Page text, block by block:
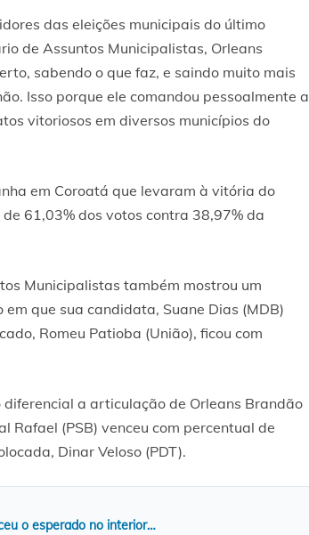
das eleições municipais do último
de Assuntos Municipalistas, Orleans
sabendo o que faz, e saindo muito mais
Isso porque ele comandou pessoalmente a
vitoriosos em diversos municípios do
em Coroatá que levaram à vitória do
61,03% dos votos contra 38,97% da
Municipalistas também mostrou um
que sua candidata, Suane Dias (MDB)
Romeu Patioba (União), ficou com
a articulação de Orleans Brandão
Rafael (PSB) venceu com percentual de
Dinar Veloso (PDT).
o esperado no interior…